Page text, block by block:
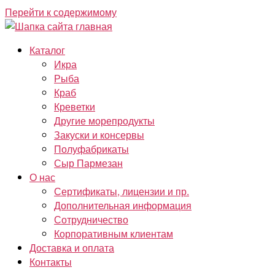
Перейти к содержимому
Каталог
Икра
Рыба
Краб
Креветки
Другие морепродукты
Закуски и консервы
Полуфабрикаты
Сыр Пармезан
О нас
Сертификаты, лицензии и пр.
Дополнительная информация
Сотрудничество
Корпоративным клиентам
Доставка и оплата
Контакты